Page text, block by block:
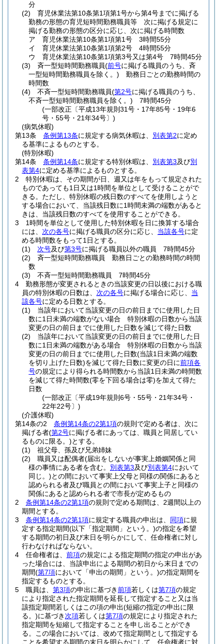
分
(2)
育児休業法第10条第1項第1号から第4号までに掲げる
勤務の形態の育児短時間勤務職員等 次に掲げる規定に
掲げる勤務の形態の区分に応じ、次に掲げる時間数
ア
育児休業法第10条第1項第1号 3時間55分
イ
育児休業法第10条第1項第2号 4時間55分
ウ
育児休業法第10条第1項第3号又は第4号 7時間45分
(3)
斉一型短時間勤務職員(前号に掲げる職員のうち、斉
一型短時間勤務職員を除く。) 勤務日ごとの勤務時間の
時間数
(4)
不斉一型短時間勤務職員(第2号に掲げる職員のうち、
不斉一型短時間勤務職員を除く。) 7時間45分
(一部改正〔平成13年規則31号・17年85号・19年6
号・55号・21年34号〕)
(病気休暇)
第13条
条例第13条に規定する病気休暇は、 別表第2に定め
る基準によるものとする。
(特別休暇)
第14条
条例第14条に規定する特別休暇は、 別表第3及び別
表第4に定める基準によるものとする。
2
特別休暇は、その期間が日、週又は年をもって規定された
ものであっても1日又は1時間を単位として受けることがで
きる。 ただし、特別休暇の残日数のすべてを使用しようと
する場合において、当該残日数に1時間未満の端数があると
きは、当該残日数のすべてを使用することができる。
3
1時間を単位として使用した特別休暇を日に換算する場合
には、 次の各号に掲げる職員の区分に応じ、 当該各号に定
める時間数をもって1日とする。
(1)
次号及び第3号に掲げる職員以外の職員 7時間45分
(2)
斉一型短時間勤務職員 勤務日ごとの勤務時間の時間
数
(3)
不斉一型短時間勤務職員 7時間45分
4
勤務形態が変更されるときの当該変更の日以後における職
員の特別休暇の日数は、 次の各号に掲げる場合に応じ、 当
該各号に定める日数とする。
(1)
当該年において当該変更の日の前日までに使用した日
数に1日未満の端数がない場合 特別休暇の日数から当該
変更の日の前日までに使用した日数を減じて得た日数
(2)
当該年において当該変更の日の前日までに使用した日
数に1日未満の端数がある場合 特別休暇の日数から当該
変更の日の前日までに使用した日数(当該1日未満の端数
を切り上げた日数)を減じて得た日数に変更の日に前項各
号の規定により得られる時間数から当該1日未満の時間数
を減じて得た時間数(零を下回る場合は零)を加えて得た
日数
(一部改正〔平成19年規則6号・55号・21年34号・
22年22号〕)
(介護休暇)
第14条の2
条例第14条の2第1項の規則で定める者は、次に
掲げる者(第2号に掲げる者にあっては、職員と同居してい
るものに限る。)とする。
(1)
祖父母、孫及び兄弟姉妹
(2)
職員又は配偶者(届出をしないが事実上婚姻関係と同
様の事情にある者を含む。 別表第3及び別表第4において
同じ。)との間において事実上父母と同様の関係にあると
認められる者及び職員との間において事実上子と同様の
関係にあると認められる者で市長が定めるもの
2
条例第14条の2第1項の規則で定める期間は、2週間以上の
期間とする。
3
条例第14条の2第1項に規定する職員の申出は、 同項に規
定する指定期間(以下「指定期間」という。)の指定を希望
する期間の初日及び末日を明らかにして、任命権者に対し
行わなければならない。
4
任命権者は、 前項の規定による指定期間の指定の申出があ
った場合には、当該申出による期間の初日から末日までの
期間(第7項において「申出の期間」という。)の指定期間を
指定するものとする。
5
職員は、 第3項の申出に基づき前項若しくは第7項の規定
により指定された指定期間を延長して指定すること又は当
該指定期間若しくはこの項の申出(短縮の指定の申出に限
る。)に基づき 次項若しくは第7項の規定により指定された
指定期間を短縮して指定することを申し出ることができ
る。
この場合においては、改めて指定期間として指定する
ことを希望する期間の末日を明らかにして、任命権者に対